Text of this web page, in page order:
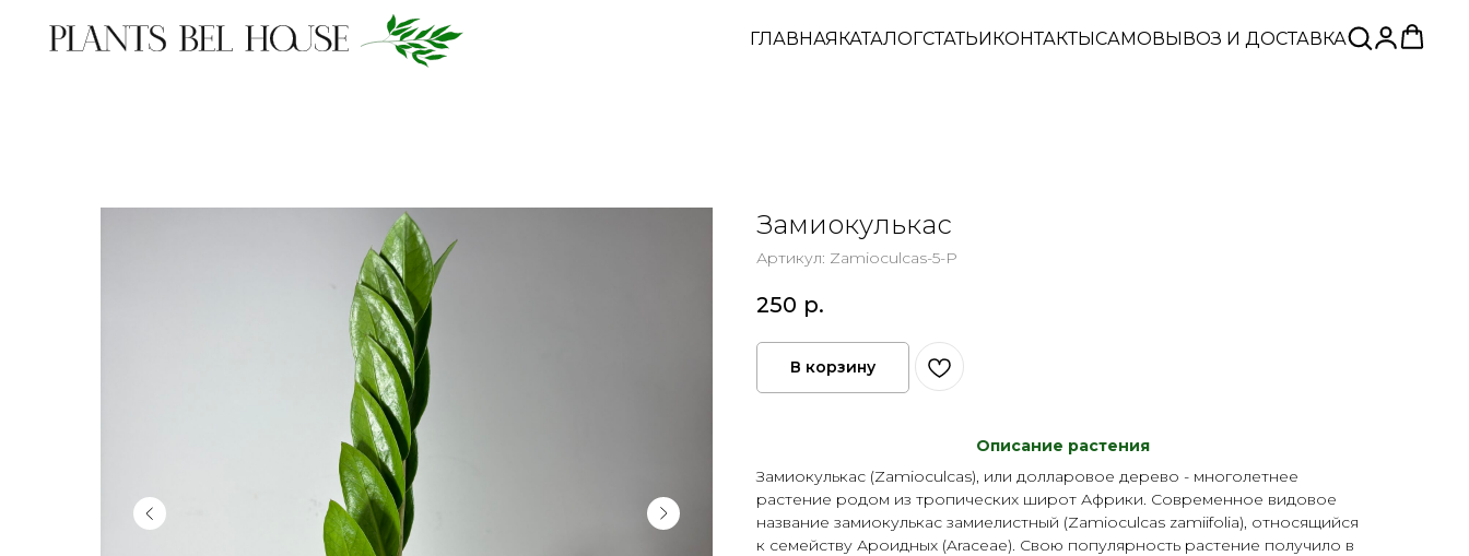
ГЛАВНАЯКАТАЛОГСТАТЬИКОНТАКТЫСАМОВЫВОЗ И ДОСТАВКА
Замиокулькас
Артикул: Zamioculcas-5-P
250 р.
В корзину
Описание растения
Замиокулькас (Zamioculcas), или долларовое дерево - многолетнее
растение родом из тропических широт Африки. Современное видовое
название замиокулькас замиелистный (Zamioculcas zamiifolia), относящийся
к семейству Ароидных (Araceae). Свою популярность растение получило в